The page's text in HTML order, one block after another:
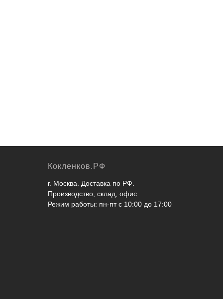
Кокленков.РФ
г. Москва. Доставка по РФ.
Производство, склад, офис
Режим работы: пн-пт с 10:00 до 17:00